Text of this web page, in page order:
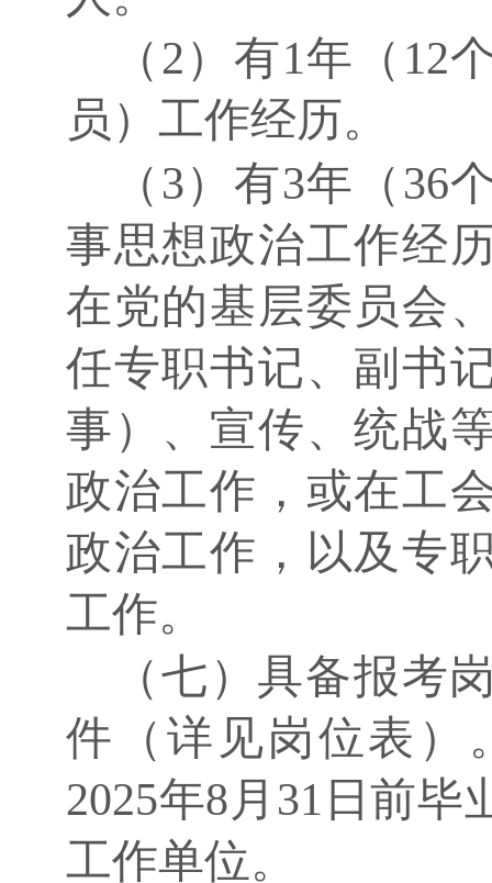
（2）有1年（12
员）工作经历。
（ 3）有3年（36
事思想政治工作经
在党的基层委员会
任专职书记、副书
事）、宣传、统战
政治工作，或在工
政治工作，以及专
工作。
（七）具备报考
件（详见岗位表）
2025年8月31日前
工作单位。